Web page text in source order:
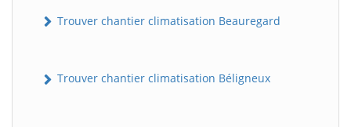
Trouver chantier climatisation Beauregard
Trouver chantier climatisation Béligneux